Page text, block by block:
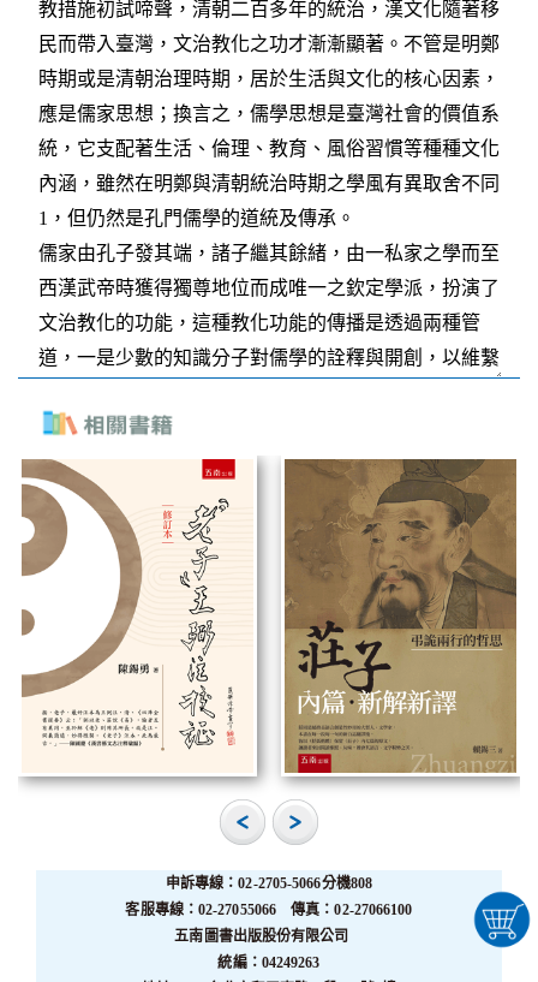
申訴專線：02-2705-5066分機808
客服專線：02-27055066 傳真：02-27066100
五南圖書出版股份有限公司
統編：04249263